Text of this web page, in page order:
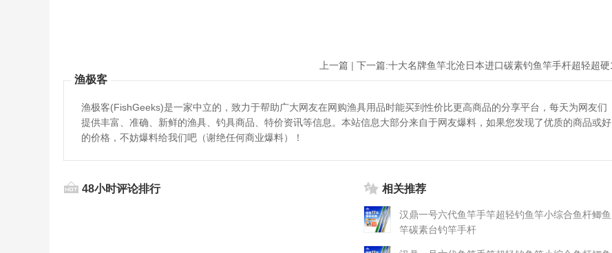
上一篇 | 下一篇:
渔极客
渔极客(FishGeeks)是一家中立的，致力于帮助广大网友在网购渔具用品时能买到性价比更高商品的分享平台，每天为网友们
提供丰富、准确、新鲜的渔具、钓具商品、特价资讯等信息。本站信息大部分来自于网友爆料，如果您发现了优质的商品或好
的价格，不妨爆料给我们吧（谢绝任何商业爆料）！
48小时评论排行 相关推荐
汉鼎一号六代鱼竿手竿超轻钓鱼竿小综合鱼杆鲫鱼
竿碳素台钓竿手杆